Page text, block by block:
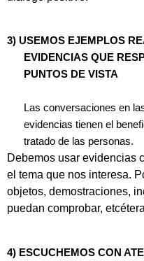
3) USEMOS EJEMPLOS
EVIDENCIAS QUE
PUNTOS DE VISTA
Las conversaciones en
evidencias tienen el
tratado de las personas.
Debemos usar evidencias
el tema que nos interesa.
objetos, demostraciones,
puedan comprobar,
4) ESCUCHEMOS CON